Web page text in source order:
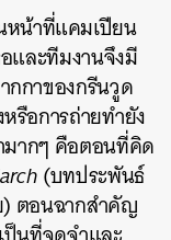
หน้าที่แคมเปียน
และทีมงานจึงมี
กกาของกรีนวูด
รือการถ่ายทำยัง
มากๆ คือตอนที่คิด
(บทประพันธ์
) ตอนฉากสำคัญ